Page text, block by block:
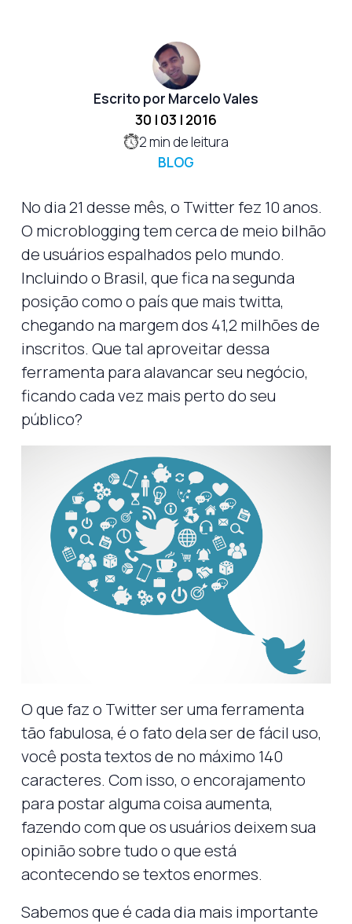
Escrito por Marcelo Vales
30 | 03 | 2016
2min de leitura
BLOG
No dia 21 desse mês, o Twitter fez 10 anos.
O microblogging tem cerca de meio bilhão
de usuários espalhados pelo mundo.
Incluindo o Brasil, que fica na segunda
posição como o país que mais twitta,
chegando na margem dos 41,2 milhões de
inscritos. Que tal aproveitar dessa
ferramenta para alavancar seu negócio,
ficando cada vez mais perto do seu
público?
O que faz o Twitter ser uma ferramenta
tão fabulosa, é o fato dela ser de fácil uso,
você posta textos de no máximo 140
caracteres. Com isso, o encorajamento
para postar alguma coisa aumenta,
fazendo com que os usuários deixem sua
opinião sobre tudo o que está
acontecendo se textos enormes.
Sabemos que é cada dia mais importante